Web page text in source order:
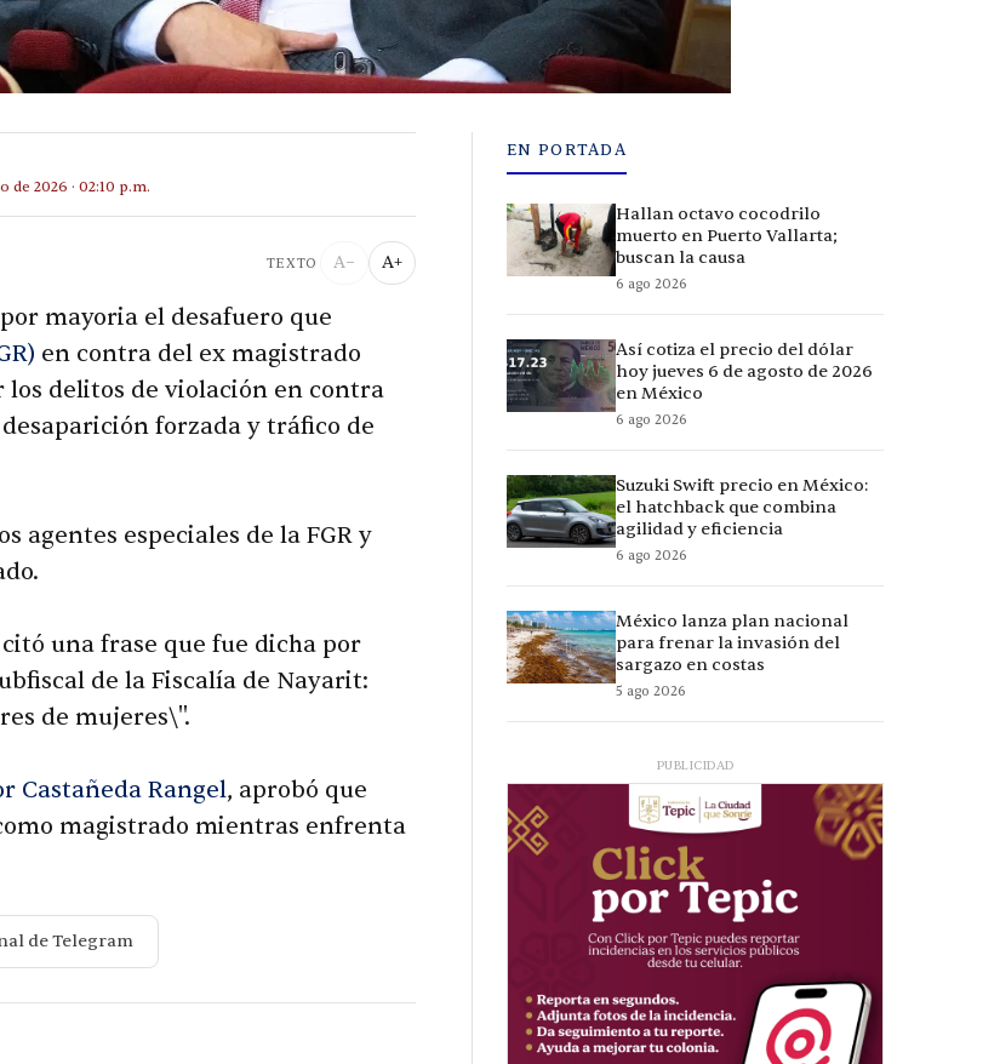
de 2026 · 02:10 p.m.
TEXTO A− A+
mayoria el desafuero que
en contra del ex magistrado
los delitos de violación en contra
desaparición forzada y tráfico de
agentes especiales de la FGR y
una frase que fue dicha por
de la Fiscalía de Nayarit:
de mujeres\".
Castañeda Rangel, aprobó que
magistrado mientras enfrenta
de Telegram
EN PORTADA
Hallan octavo cocodrilo
muerto en Puerto Vallarta;
buscan la causa
6 ago 2026
Así cotiza el precio del dólar
hoy jueves 6 de agosto de 2026
en México
6 ago 2026
Suzuki Swift precio en México:
el hatchback que combina
agilidad y eficiencia
6 ago 2026
México lanza plan nacional
para frenar la invasión del
sargazo en costas
5 ago 2026
PUBLICIDAD